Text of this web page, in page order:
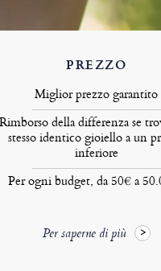
PREZZO
Miglior prezzo garantito
Rimborso della differenza se
stesso identico gioiello a un
inferiore
Per ogni budget, da 50€ a
Per saperne di più